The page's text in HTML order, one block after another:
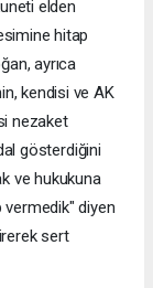
elden
hitap
ayrıca
kendisi ve AK
nezaket
gösterdiğini
ve hukukuna
vermedik" diyen
sert